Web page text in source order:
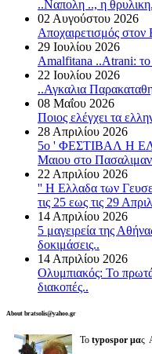
..Ναπολη .., η
02 Αυγούστου 2026
Αποχαιρετισμός
29 Ιουλίου 2026
Amalfitana ..Atrani: το
22 Ιουλίου 2026
..Αγκαλια
08 Μαΐου 2026
Ποιος ελέγχει τα
28 Απριλίου 2026
5o ' ΦΕΣΤΙΒΑΛ Η
Μαιου στο
22 Απριλίου 2026
'' Η Ελλαδα των
τις 25 εως τις 29
14 Απριλίου 2026
5 μαγειρεία της
δοκιμάσεις..
14 Απριλίου 2026
Ολυμπιακός: Το
διακοπές..
About bratsolis@yahoo.gr
Το typospor μας